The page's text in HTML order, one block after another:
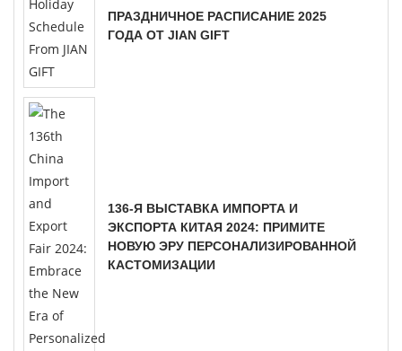
ПРАЗДНИЧНОЕ РАСПИСАНИЕ 2025
ГОДА ОТ JIAN GIFT
136-Я ВЫСТАВКА ИМПОРТА И
ЭКСПОРТА КИТАЯ 2024: ПРИМИТЕ
НОВУЮ ЭРУ ПЕРСОНАЛИЗИРОВАННОЙ
КАСТОМИЗАЦИИ